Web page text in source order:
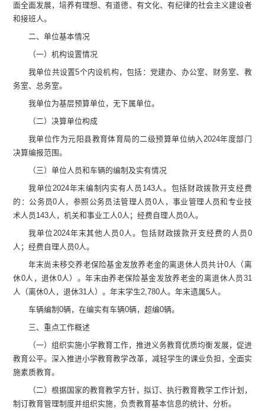
面全面发展，培养有理想、有道德、有文化、有纪律的社会主义建设者
和接班人。
二、 单位基本情况
（一）机构设置情况
我单位共设置5个内设机构，包括：党建办、办公室、财务室、教
务室、总务室。
我单位为基层预算单位，无下属单位。
（二） 决算单位构成
我单位作为元阳县教育体育局 的二级预算单位纳入2024年度部门
决算编报范围。
（三） 单位人员和车辆的编制及实有情况
我单位2024年末编制内 实有人员 143人。 包括财政拨款开支经费
的 ： 公务员0人， 参照公务员法管理人员 0人 ，事业管理人员和专业技
术人员 143人，机关和事业工人0人 ；经费自理人员0人。
我单位2024年末其他人员0人。包括财政拨款开支经费的人员 0
人；经费自理人员0人。
年末尚未移交养老保险基金发放养老金的离退休人员共计0人 （离
休0人，退休0人）。年末由养老保险基金发放养老金的离退休人员 31
人 （离休0人，退休31人）。年末学生2,780人。年末遗属5人。
车辆编制 0辆，在编实有车辆0辆，超编0辆。
三、重点工作概述
（一）组织实施小学教育工作，推进义务教育优质均衡发展，促进
教育公平。深入推进小学教育教学改革，减轻学生的课业负担，全面实
施素质教育。
（二）根据国家的教育教学方针，拟订、执行教育教学工作计划，
制订教育管理制度并组织实施，负责教育基本信息的统计、分析。